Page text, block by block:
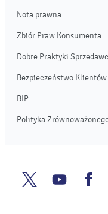
Nota prawna
Zbiór Praw Konsumenta
Dobre Praktyki
Bezpieczeństwo Klientów
BIP
Polityka
Enea Enea